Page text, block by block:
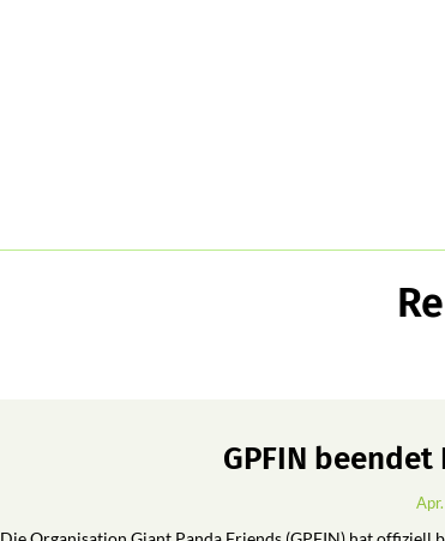
GPFIN beendet